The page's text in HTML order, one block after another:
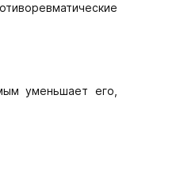
уменьшает его,